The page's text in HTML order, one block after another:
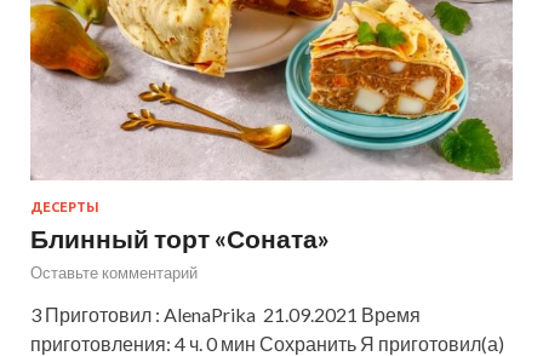
ДЕСЕРТЫ
Блинный торт «Соната»
Оставьте комментарий
3 Приготовил : AlenaPrika 21.09.2021 Время
приготовления: 4 ч. 0 мин Сохранить Я приготовил(а)